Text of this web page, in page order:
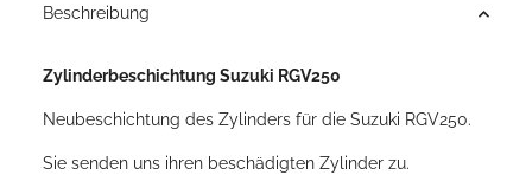
Beschreibung
Zylinderbeschichtung Suzuki RGV250
Neubeschichtung des Zylinders für die Suzuki RGV250.
Sie senden uns ihren beschädigten Zylinder zu.